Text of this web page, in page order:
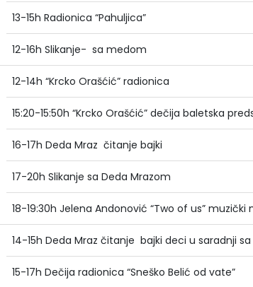
13-15h Radionica “Pahuljica”
12-16h Slikanje- sa medom
12-14h “Krcko Orašćić” radionica
15:20-15:50h “Krcko Orašćić” dečija baletska
16-17h Deda Mraz čitanje bajki
17-20h Slikanje sa Deda Mrazom
18-19:30h Jelena Andonović “Two of us” muzički
14-15h Deda Mraz čitanje bajki deci u saradnji
15-17h Dečija radionica “Sneško Belić od vate”